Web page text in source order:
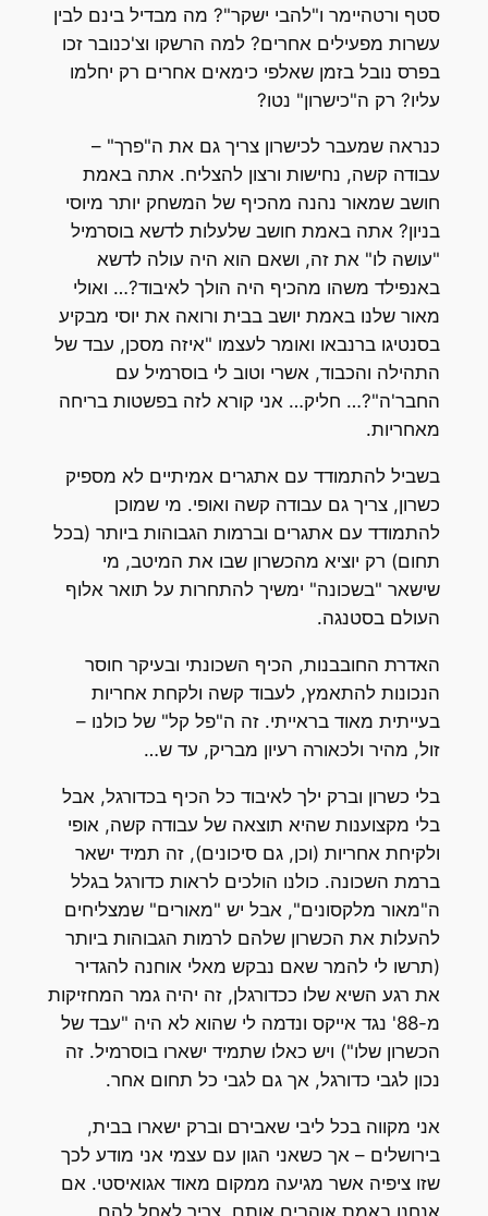
סטף ורטהיימר ו"להבי ישקר"? מה מבדיל בינם לבין
עשרות מפעילים אחרים? למה הרשקו וצ'כנובר זכו
בפרס נובל בזמן שאלפי כימאים אחרים רק יחלמו
עליו? רק ה"כישרון" נטו?
כנראה שמעבר לכישרון צריך גם את ה"פרך" –
עבודה קשה, נחישות ורצון להצליח. אתה באמת
חושב שמאור נהנה מהכיף של המשחק יותר מיוסי
בניון? אתה באמת חושב שלעלות לדשא בוסרמיל
"עושה לו" את זה, ושאם הוא היה עולה לדשא
באנפילד משהו מהכיף היה הולך לאיבוד?… ואולי
מאור שלנו באמת יושב בבית ורואה את יוסי מבקיע
בסנטיגו ברנבאו ואומר לעצמו "איזה מסכן, עבד של
התהילה והכבוד, אשרי וטוב לי בוסרמיל עם
החבר'ה"?… חליק… אני קורא לזה בפשטות בריחה
מאחריות.
בשביל להתמודד עם אתגרים אמיתיים לא מספיק
כשרון, צריך גם עבודה קשה ואופי. מי שמוכן
להתמודד עם אתגרים וברמות הגבוהות ביותר (בכל
תחום) רק יוציא מהכשרון שבו את המיטב, מי
שישאר "בשכונה" ימשיך להתחרות על תואר אלוף
העולם בסטנגה.
האדרת החובבנות, הכיף השכונתי ובעיקר חוסר
הנכונות להתאמץ, לעבוד קשה ולקחת אחריות
בעייתית מאוד בראייתי. זה ה"פל קל" של כולנו –
זול, מהיר ולכאורה רעיון מבריק, עד ש…
בלי כשרון וברק ילך לאיבוד כל הכיף בכדורגל, אבל
בלי מקצוענות שהיא תוצאה של עבודה קשה, אופי
ולקיחת אחריות (וכן, גם סיכונים), זה תמיד ישאר
ברמת השכונה. כולנו הולכים לראות כדורגל בגלל
ה"מאור מלקסונים", אבל יש "מאורים" שמצליחים
להעלות את הכשרון שלהם לרמות הגבוהות ביותר
(תרשו לי להמר שאם נבקש מאלי אוחנה להגדיר
את רגע השיא שלו ככדורגלן, זה יהיה גמר המחזיקות
מ-88' נגד אייקס ונדמה לי שהוא לא היה "עבד של
הכשרון שלו") ויש כאלו שתמיד ישארו בוסרמיל. זה
נכון לגבי כדורגל, אך גם לגבי כל תחום אחר.
אני מקווה בכל ליבי שאבירם וברק ישארו בבית,
בירושלים – אך כשאני הגון עם עצמי אני מודע לכך
שזו ציפיה אשר מגיעה ממקום מאוד אגואיסטי. אם
אנחנו באמת אוהבים אותם, צריך לאחל להם